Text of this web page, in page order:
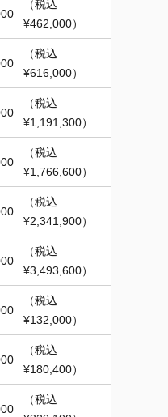
（税込
¥462,000）
（税込
¥616,000）
（税込
¥1,191,300）
（税込
¥1,766,600）
（税込
¥2,341,900）
（税込
¥3,493,600）
（税込
¥132,000）
（税込
¥180,400）
（税込